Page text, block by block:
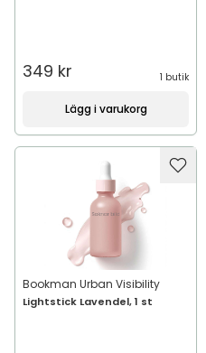
349 kr 1 butik
Lägg i varukorg
Bookman Urban Visibility
Lightstick Lavendel, 1 st